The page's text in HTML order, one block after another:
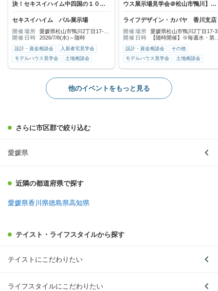
決！セキスイハイム中四国の１０分
相談会を好評開催中！ご来場でもお
電話でも、気になる１項目をピンポ
イントで分かりやすく解説します
セキスイハイム パル展示場
開催場所
愛媛県松山市鴨川2丁目17-33
（愛媛新聞住宅公園パル）
開催日時 2026/7/8(水)～随時
設計・資金相談会
入居者宅見学会
モデルハウス見学会
土地相談会
ウス展示場見学会＠松山市鴨川】深
い軒が創る陰影感と四季の調和を重
んじる佇まいをじっくり見学しよ
愛媛新聞住宅公園パル展示場
ライフデザイン・カバヤ 香川支店
開催場所
愛媛県松山市鴨川2丁目17-
開催日時
【随時開催】※毎週水・第2
第3火 定休日
設計・資金相談会
その他
モデルハウス見学会
土地相談会
他のイベントをもっと見る
さらに市区郡で絞り込む
愛媛県
近隣の都道府県で探す
愛媛県香川県徳島県高知県
テイスト・ライフスタイルから探す
テイストにこだわりたい
ライフスタイルにこだわりたい